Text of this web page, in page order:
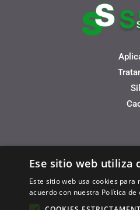
Ese sitio web utiliza
Este sitio web usa cookies
acuerdo con nuestra Política de